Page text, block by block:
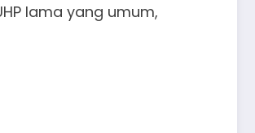
lama yang umum,